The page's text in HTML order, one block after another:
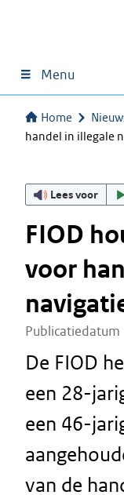
Menu
Home
handel in illegale
Lees voor
FIOD
voor
De FIOD
een 28-
een 46-
van de